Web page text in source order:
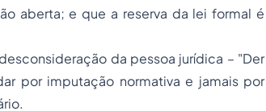
aberta; e que a reserva da lei formal é
da pessoa jurídica – "Der
por imputação normativa e jamais por